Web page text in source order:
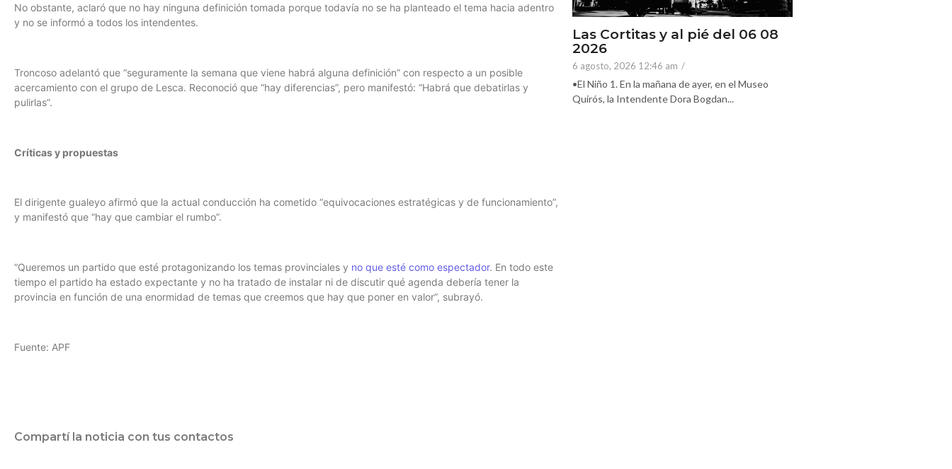
No obstante, aclaró que no hay ninguna definición tomada porque todavía no se ha planteado el tema hacia adentro
y no se informó a todos los intendentes.
Troncoso adelantó que “seguramente la semana que viene habrá alguna definición” con respecto a un posible
acercamiento con el grupo de Lesca. Reconoció que “hay diferencias”, pero manifestó: “Habrá que debatirlas y
pulirlas”.
Críticas y propuestas
El dirigente gualeyo afirmó que la actual conducción ha cometido “equivocaciones estratégicas y de funcionamiento”,
y manifestó que “hay que cambiar el rumbo”.
“Queremos un partido que esté protagonizando los temas provinciales y no que esté como espectador. En todo este
tiempo el partido ha estado expectante y no ha tratado de instalar ni de discutir qué agenda debería tener la
provincia en función de una enormidad de temas que creemos que hay que poner en valor”, subrayó.
Fuente: APF
Compartí la noticia con tus contactos
Las Cortitas y al pié del 06 08
2026
6 agosto, 2026 12:46 am /
•El Niño 1. En la mañana de ayer, en el Museo
Quirós, la Intendente Dora Bogdan...